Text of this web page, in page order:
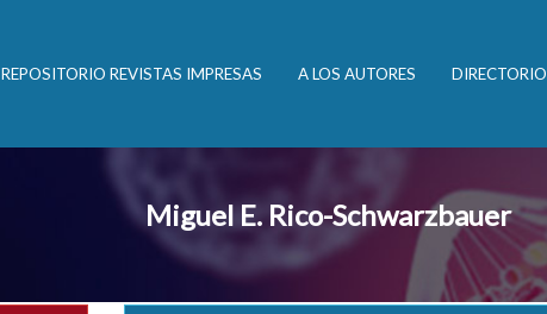
REPOSITORIO REVISTAS IMPRESAS A LOS AUTORES DIRECTORIO
Miguel E. Rico-Schwarzbauer